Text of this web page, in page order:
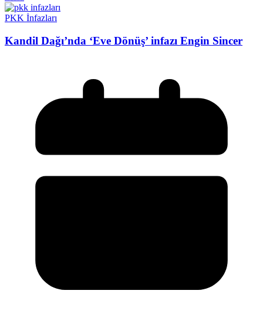
PKK İnfazları
Kandil Dağı’nda ‘Eve Dönüş’ infazı Engin Sincer